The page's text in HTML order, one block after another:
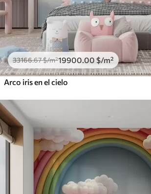
33166.67$/m²19900.00 $/m²
Arco iris en el cielo